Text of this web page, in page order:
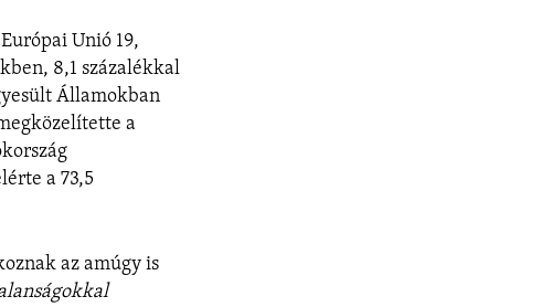
Unió 19,
8,1 százalékkal
Államokban
a
a 73,5
az amúgy is